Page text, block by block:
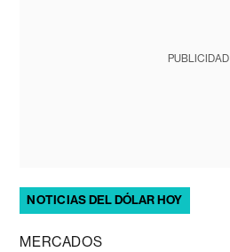
PUBLICIDAD
NOTICIAS DEL DÓLAR HOY
MERCADOS